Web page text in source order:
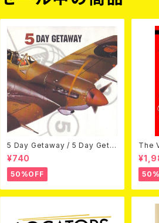
5 Day Getaway / 5 Day Geta
way (CDEP)
¥740
50%OFF
The